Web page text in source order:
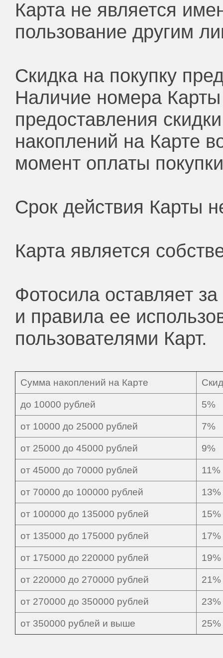
Карта не является
пользование другим
Скидка на покупку
Наличие номера
предоставления
накоплений на Карте
момент оплаты
Срок действия Карты
Карта является
Фотосила оставляет
и правила ее
пользователями Карт.
Сумма накоплений на Карте
до 10000 рублей 5%
от 10000 до 25000 рублей 7%
от 25000 до 45000 рублей 9%
от 45000 до 70000 рублей 11%
от 70000 до 100000 рублей 13%
от 100000 до 135000 рублей 15%
от 135000 до 175000 рублей 17%
от 175000 до 220000 рублей 19%
от 220000 до 270000 рублей 21%
от 270000 до 350000 рублей 23%
от 350000 рублей и выше 25%